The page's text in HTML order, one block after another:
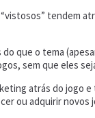
tendem
que o tema
sem que eles
atrás do
ou adquirir novos